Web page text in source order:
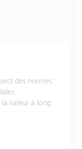
des normes
valeur à long